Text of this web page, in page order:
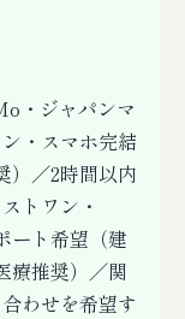
・ジャパンマ
・スマホ完結
）／2時間以内
トワン・
ート希望（建
療推奨）／関
わせを希望す